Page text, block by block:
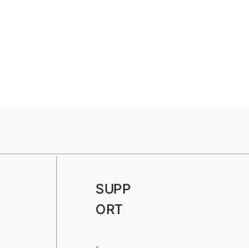
SUPP
ORT